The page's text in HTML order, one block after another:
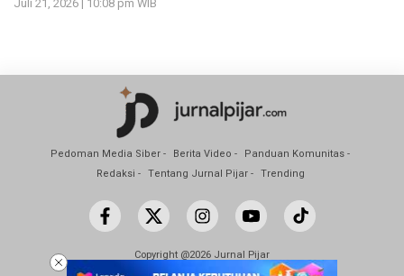
Juli 21, 2026 | 10:08 pm WIB
Pedoman Media Siber Berita Video
Panduan Komunitas
Redaksi
Tentang Jurnal Pijar Trending
Copyright @2026 Jurnal Pijar
All Rights Reserved